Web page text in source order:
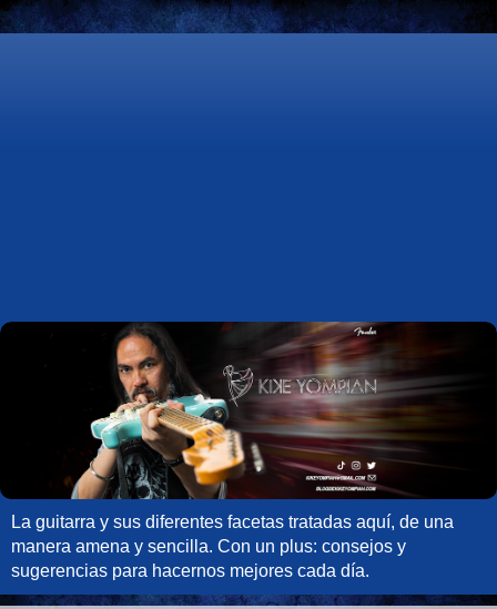
La guitarra y sus diferentes facetas tratadas aquí, de una
manera amena y sencilla. Con un plus: consejos y
sugerencias para hacernos mejores cada día.